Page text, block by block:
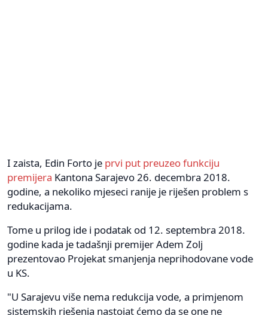
I zaista, Edin Forto je prvi put preuzeo funkciju
premijera Kantona Sarajevo 26. decembra 2018.
godine, a nekoliko mjeseci ranije je riješen problem s
redukacijama.
Tome u prilog ide i podatak od 12. septembra 2018.
godine kada je tadašnji premijer Adem Zolj
prezentovao Projekat smanjenja neprihodovane vode
u KS.
"U Sarajevu više nema redukcija vode, a primjenom
sistemskih rješenja nastojat ćemo da se one ne